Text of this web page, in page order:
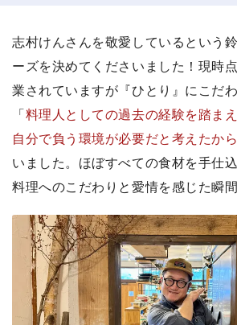
志村けんさんを敬愛しているという
ーズを決めてくださいました！現時
業されていますが『ひとり』にこだ
「料理人としての過去の経験を踏ま
自分で負う環境が必要だと考えたから
いました。ほぼすべての食材を手仕
料理へのこだわりと愛情を感じた瞬間